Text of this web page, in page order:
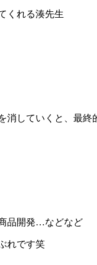
くれる湊先生
消していくと、最終
品開発…などなど
れです笑